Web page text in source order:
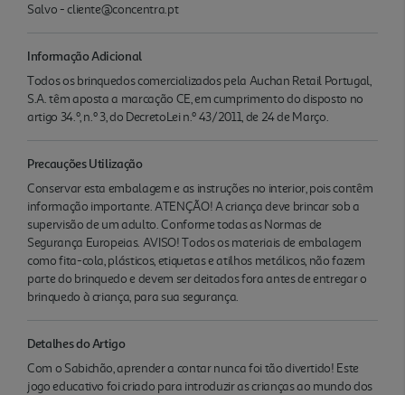
Salvo - cliente@concentra.pt
Informação Adicional
Todos os brinquedos comercializados pela Auchan Retail Portugal,
S.A. têm aposta a marcação CE, em cumprimento do disposto no
artigo 34.º, n.º 3, do DecretoLei n.º 43/2011, de 24 de Março.
Precauções Utilização
Conservar esta embalagem e as instruções no interior, pois contêm
informação importante. ATENÇÃO! A criança deve brincar sob a
supervisão de um adulto. Conforme todas as Normas de
Segurança Europeias. AVISO! Todos os materiais de embalagem
como fita-cola, plásticos, etiquetas e atilhos metálicos, não fazem
parte do brinquedo e devem ser deitados fora antes de entregar o
brinquedo à criança, para sua segurança.
Detalhes do Artigo
Com o Sabichão, aprender a contar nunca foi tão divertido! Este
jogo educativo foi criado para introduzir as crianças ao mundo dos